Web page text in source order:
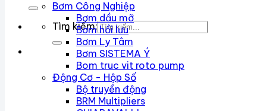
Tìm kiếm:
Bơm Công Nghiệp
Bơm dầu mỡ
Bơm hồi lưu
Bơm Ly Tâm
Bơm SISTEMA Ý
Bom truc vit roto pump
Động Cơ - Hộp Số
Bộ truyền động
BRM Multipliers